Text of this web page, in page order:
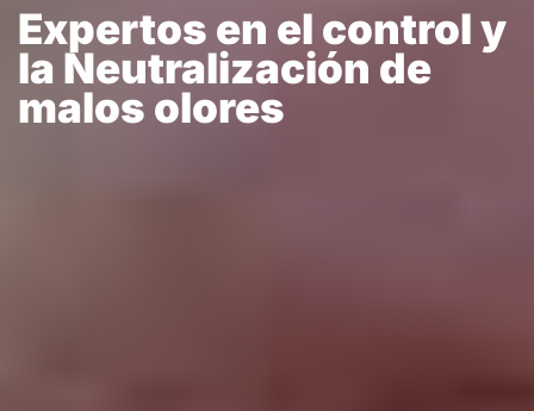
Expertos en el control y
la Neutralización de
malos olores